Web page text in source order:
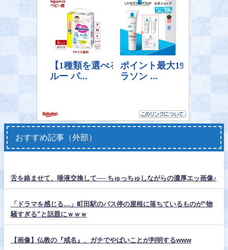
おすすめ記事（外部）
舌を絡ませて、唾液交換して── ちゅっちゅしながらの濃厚エッ画像♪
「ドラマを感じる…」町田駅のバス停の屋根に落ちているものが“物
騒すぎる”と話題にｗｗｗ
【画像】仏教の『戒名』、ガチでやばいことが判明するwww